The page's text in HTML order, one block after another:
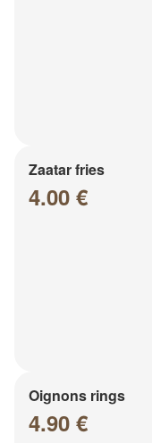
Zaatar fries
4.00 €
Oignons rings
4.90 €